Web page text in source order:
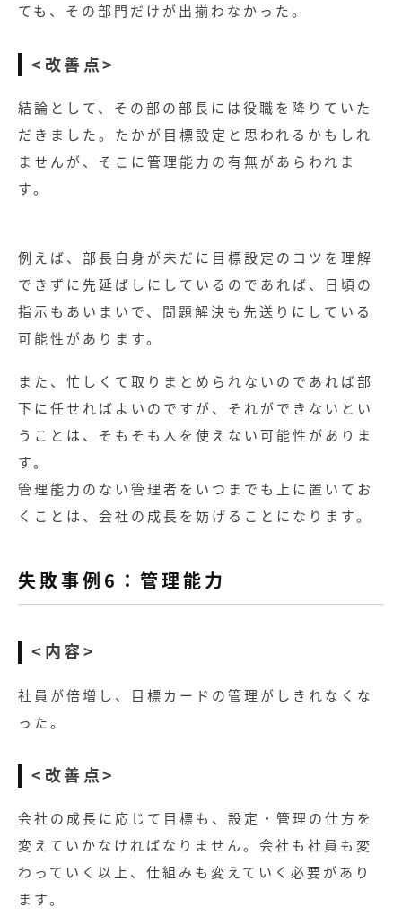
ても、その部門だけが出揃わなかった。
<改善点>
結論として、その部の部長には役職を降りていた
だきました。たかが目標設定と思われるかもしれ
ませんが、そこに管理能力の有無があらわれま
す。
例えば、部長自身が未だに目標設定のコツを理解
できずに先延ばしにしているのであれば、日頃の
指示もあいまいで、問題解決も先送りにしている
可能性があります。
また、忙しくて取りまとめられないのであれば部
下に任せればよいのですが、それができないとい
うことは、そもそも人を使えない可能性がありま
す。
管理能力のない管理者をいつまでも上に置いてお
くことは、会社の成長を妨げることになります。
失敗事例6：管理能力
<内容>
社員が倍増し、目標カードの管理がしきれなくな
った。
<改善点>
会社の成長に応じて目標も、設定・管理の仕方を
変えていかなければなりません。会社も社員も変
わっていく以上、仕組みも変えていく必要があり
ます。